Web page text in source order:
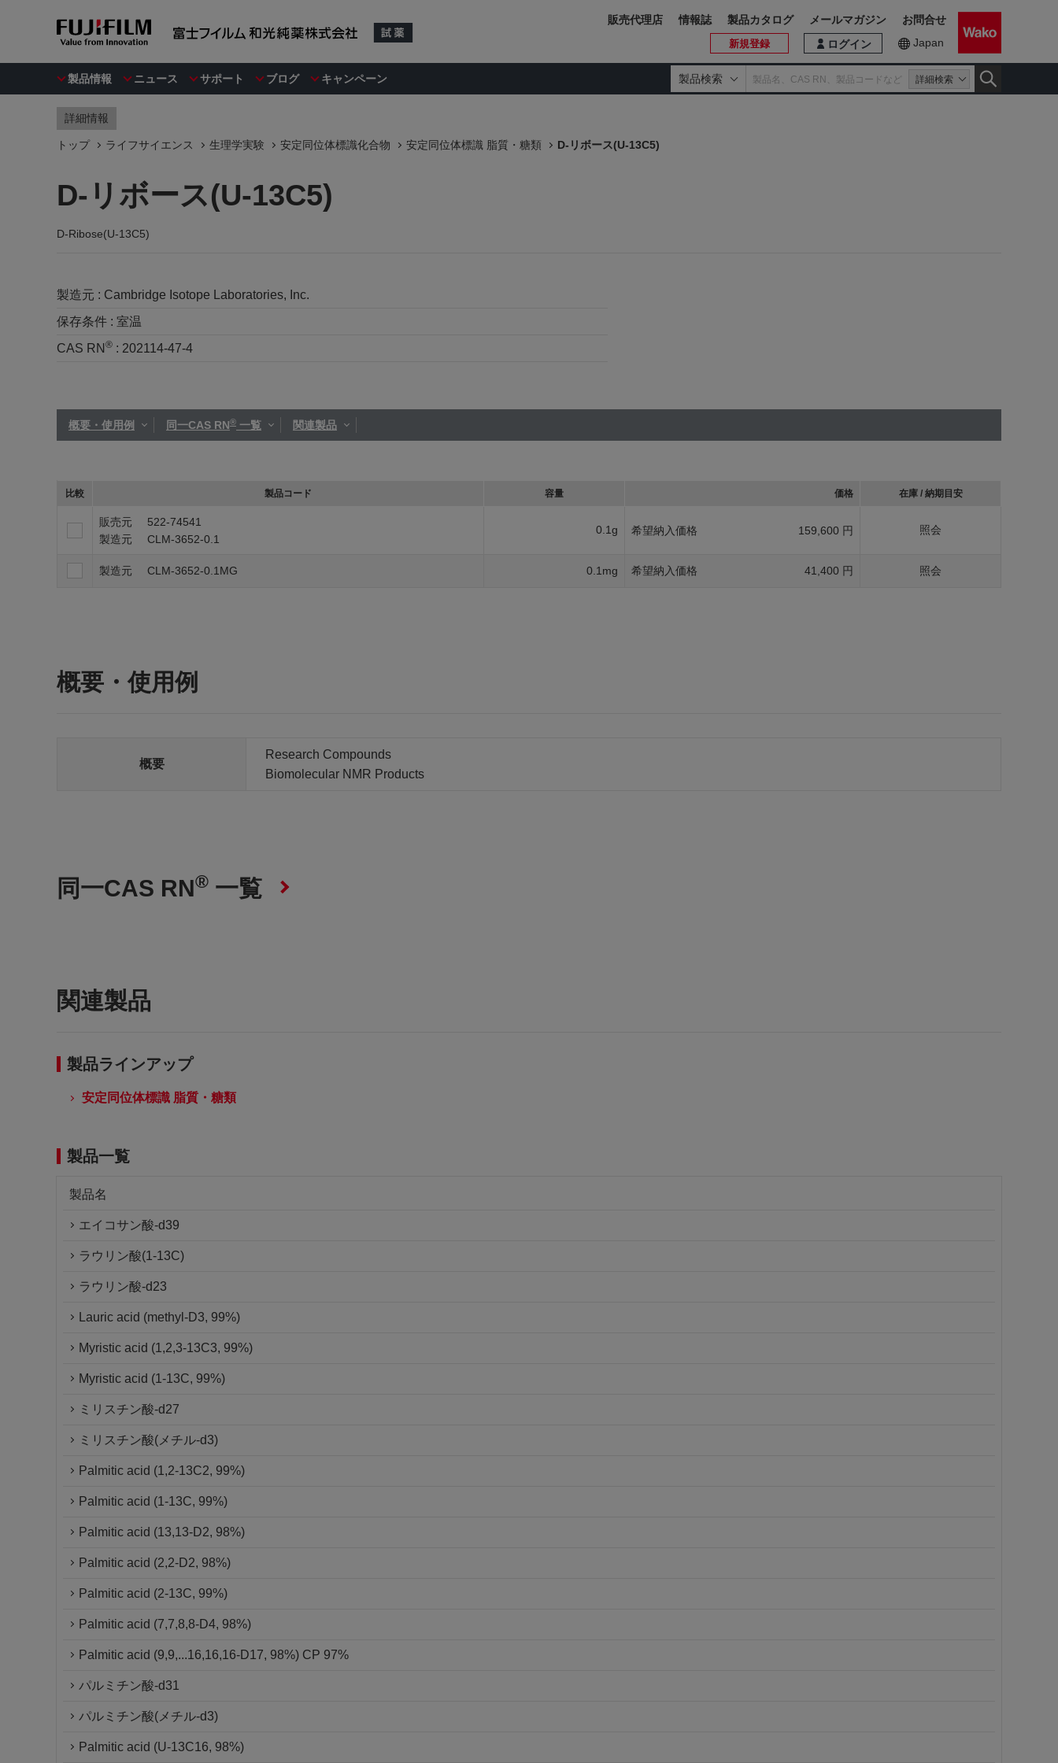
製品情報 ニュース サポート ブログ キャンペーン 製品検索 詳細検索
ログイン
新規登録 Japan
販売代理店 情報誌 製品カタログ メールマガジン お問合せ
詳細情報
トップ ライフサイエンス 生理学実験 安定同位体標識化合物 安定同位体標識 脂質・糖類 D-リボース(U-13C5)
D-リボース(U-13C5)
D-Ribose(U-13C5)
製造元 : Cambridge Isotope Laboratories, Inc.
保存条件 : 室温
CAS RN ® : 202114-47-4
概要・使用例 同一CAS RN® 一覧 関連製品
比較 製品コード 容量 価格 在庫 / 納期目安
販売元
522-74541
製造元
CLM-3652-0.1
0.1g 希望納入価格 159,600 円 照会
製造元 CLM-3652-0.1MG 0.1mg 希望納入価格 41,400 円 照会
概要・使用例
概要
Research Compounds
Biomolecular NMR Products
同一CAS RN® 一覧
関連製品
製品ラインアップ
安定同位体標識 脂質・糖類
製品一覧
製品名
エイコサン酸-d39
ラウリン酸(1-13C)
ラウリン酸-d23
Lauric acid (methyl-D3, 99%)
Myristic acid (1,2,3-13C3, 99%)
Myristic acid (1-13C, 99%)
ミリスチン酸-d27
ミリスチン酸(メチル-d3)
Palmitic acid (1,2-13C2, 99%)
Palmitic acid (1-13C, 99%)
Palmitic acid (13,13-D2, 98%)
Palmitic acid (2,2-D2, 98%)
Palmitic acid (2-13C, 99%)
Palmitic acid (7,7,8,8-D4, 98%)
Palmitic acid (9,9,...16,16,16-D17, 98%) CP 97%
パルミチン酸-d31
パルミチン酸(メチル-d3)
Palmitic acid (U-13C16, 98%)